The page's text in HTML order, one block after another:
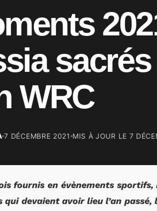
WRC
7 DÉCEMBRE 2021 MIS À JOUR LE 7
fournis en évènements
devaient avoir lieu l’an